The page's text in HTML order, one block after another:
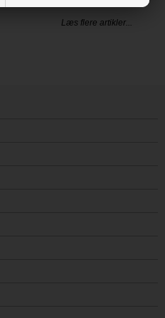
Læs flere artikler...